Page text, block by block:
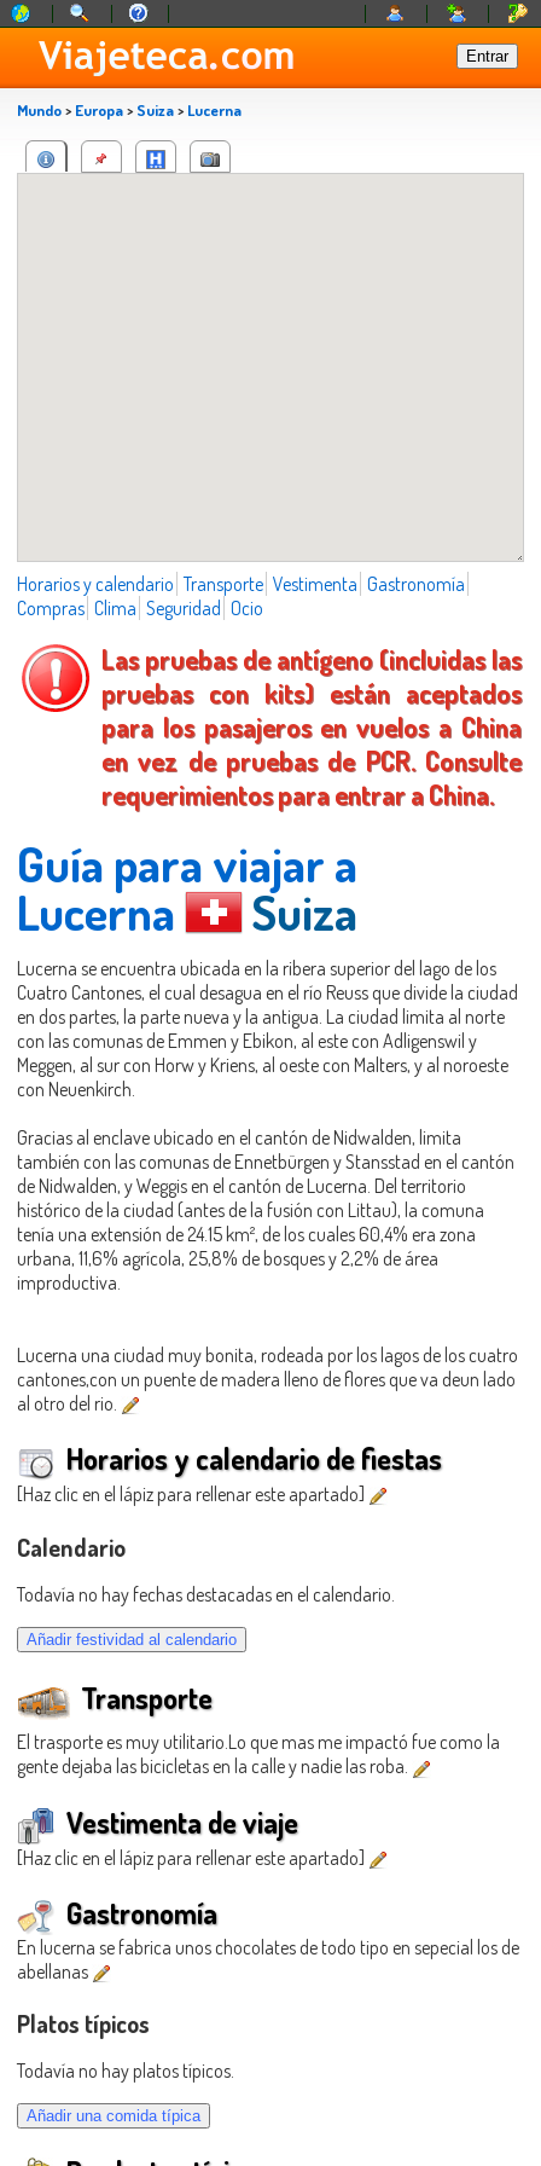
Mundo> Europa> Suiza> Lucerna
Horarios y calendario Transporte Vestimenta Gastronomía
Compras Clima Seguridad Ocio
Las pruebas de antígeno (incluidas las
pruebas con kits) están aceptados
para los pasajeros en vuelos a China
en vez de pruebas de PCR. Consulte
requerimientos para entrar a China.
Guía para viajar a
Lucerna
Suiza
Lucerna se encuentra ubicada en la ribera superior del lago de los
Cuatro Cantones, el cual desagua en el río Reuss que divide la ciudad
en dos partes, la parte nueva y la antigua. La ciudad limita al norte
con las comunas de Emmen y Ebikon, al este con Adligenswil y
Meggen, al sur con Horw y Kriens, al oeste con Malters, y al noroeste
con Neuenkirch.
Gracias al enclave ubicado en el cantón de Nidwalden, limita
también con las comunas de Ennetbürgen y Stansstad en el cantón
de Nidwalden, y Weggis en el cantón de Lucerna. Del territorio
histórico de la ciudad (antes de la fusión con Littau), la comuna
tenía una extensión de 24.15 km², de los cuales 60,4% era zona
urbana, 11,6% agrícola, 25,8% de bosques y 2,2% de área
improductiva.
Lucerna una ciudad muy bonita, rodeada por los lagos de los cuatro
cantones,con un puente de madera lleno de flores que va deun lado
al otro del rio.
Horarios y calendario de fiestas
[Haz clic en el lápiz para rellenar este apartado]
Calendario
Todavía no hay fechas destacadas en el calendario.
Transporte
El trasporte es muy utilitario.Lo que mas me impactó fue como la
gente dejaba las bicicletas en la calle y nadie las roba.
Vestimenta de viaje
[Haz clic en el lápiz para rellenar este apartado]
Gastronomía
En lucerna se fabrica unos chocolates de todo tipo en sepecial los de
abellanas
Platos típicos
Todavía no hay platos típicos.